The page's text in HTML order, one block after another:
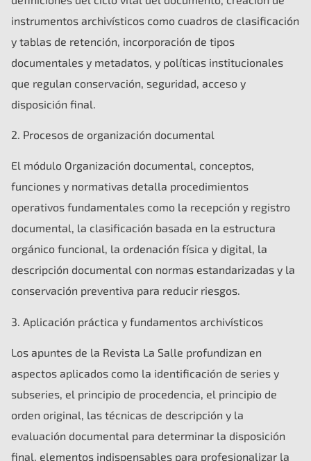
instrumentos archivísticos como cuadros de clasificación
y tablas de retención, incorporación de tipos
documentales y metadatos, y políticas institucionales
que regulan conservación, seguridad, acceso y
disposición final.
2. Procesos de organización documental
El módulo Organización documental, conceptos,
funciones y normativas detalla procedimientos
operativos fundamentales como la recepción y registro
documental, la clasificación basada en la estructura
orgánico funcional, la ordenación física y digital, la
descripción documental con normas estandarizadas y la
conservación preventiva para reducir riesgos.
3. Aplicación práctica y fundamentos archivísticos
Los apuntes de la Revista La Salle profundizan en
aspectos aplicados como la identificación de series y
subseries, el principio de procedencia, el principio de
orden original, las técnicas de descripción y la
evaluación documental para determinar la disposición
final, elementos indispensables para profesionalizar la